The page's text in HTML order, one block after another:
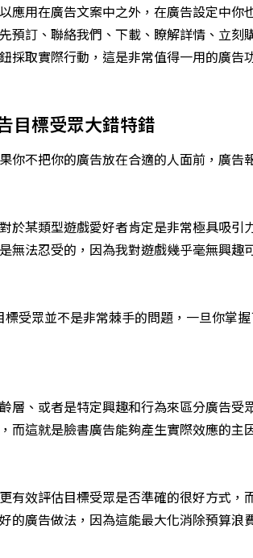
應用在廣告文案中之外，在廣告設定中你
預訂、聯絡我們、下載、瞭解詳情、立刻
採取實際行動，這是非常值得一用的廣告
目標受眾大錯特錯
你不把你的廣告放在合適的人面前，廣告
於某類型遊戲愛好者肯定是非常極具吸引
無法忍受的，因為我對遊戲幾乎毫無興趣
受眾並不是非常棘手的問題，一旦你掌
層、或者是特定興趣和行為來區分廣告受
而這就是臉書廣告能夠產生實際效應的主
有效評估目標受眾是否準確的很好方式，
的廣告做法，因為這能最大化消除預算浪